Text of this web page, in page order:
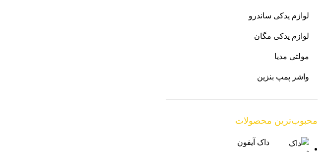
لوازم یدکی ساندرو
لوازم یدکی مگان
مولتی مدیا
واشر پمپ بنزین
محبوب‌ترین محصولات
داک آیفون